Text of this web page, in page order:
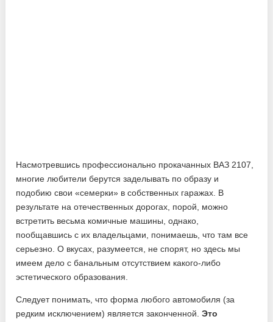
Насмотревшись профессионально прокачанных ВАЗ 2107,
многие любители берутся заделывать по образу и
подобию свои «семерки» в собственных гаражах. В
результате на отечественных дорогах, порой, можно
встретить весьма комичные машины, однако,
пообщавшись с их владельцами, понимаешь, что там все
серьезно. О вкусах, разумеется, не спорят, но здесь мы
имеем дело с банальным отсутствием какого-либо
эстетического образования.
Следует понимать, что форма любого автомобиля (за
редким исключением) является законченной.Это